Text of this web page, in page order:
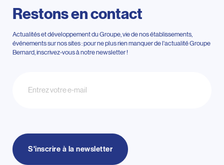
Restons en contact
Actualités et développement du Groupe, vie de nos établissements,
événements sur nos sites : pour ne plus rien manquer de l'actualité Groupe
Bernard, inscrivez-vous à notre newsletter !
S'inscrire à la newsletter